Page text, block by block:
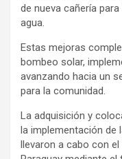
de nueva cañería
agua.
Estas mejoras
bombeo solar,
avanzando hacia un
para la comunidad.
La adquisición y
la implementación de
llevaron a cabo con